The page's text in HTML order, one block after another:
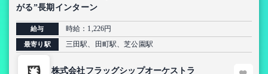
がる”長期インターン
給与 時給：1,226円
最寄り駅 三田駅、田町駅、芝公園駅
株式会社フラッグシップオーケストラ